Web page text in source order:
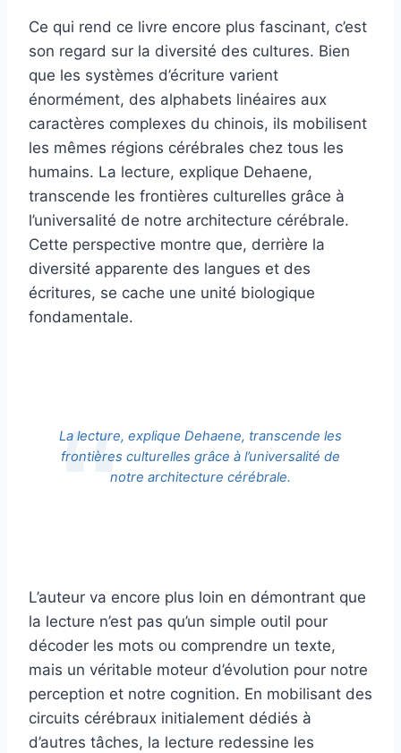
Ce qui rend ce livre encore plus fascinant, c’est
son regard sur la diversité des cultures. Bien
que les systèmes d’écriture varient
énormément, des alphabets linéaires aux
caractères complexes du chinois, ils mobilisent
les mêmes régions cérébrales chez tous les
humains. La lecture, explique Dehaene,
transcende les frontières culturelles grâce à
l’universalité de notre architecture cérébrale.
Cette perspective montre que, derrière la
diversité apparente des langues et des
écritures, se cache une unité biologique
fondamentale.
La lecture, explique Dehaene, transcende les
frontières culturelles grâce à l’universalité de
notre architecture cérébrale.
L’auteur va encore plus loin en démontrant que
la lecture n’est pas qu’un simple outil pour
décoder les mots ou comprendre un texte,
mais un véritable moteur d’évolution pour notre
perception et notre cognition. En mobilisant des
circuits cérébraux initialement dédiés à
d’autres tâches, la lecture redessine les